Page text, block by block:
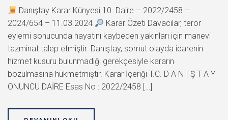
Danıştay Karar Künyesi 10. Daire – 2022/2458 –
2024/654 – 11.03.2024
Karar Özeti Davacılar, terör
eylemi sonucunda hayatını kaybeden yakınları için manevi
tazminat talep etmiştir. Danıştay, somut olayda idarenin
hizmet kusuru bulunmadığı gerekçesiyle kararın
bozulmasına hükmetmiştir. Karar İçeriği T.C. D A N I Ş T A Y
ONUNCU DAİRE Esas No : 2022/2458 […]